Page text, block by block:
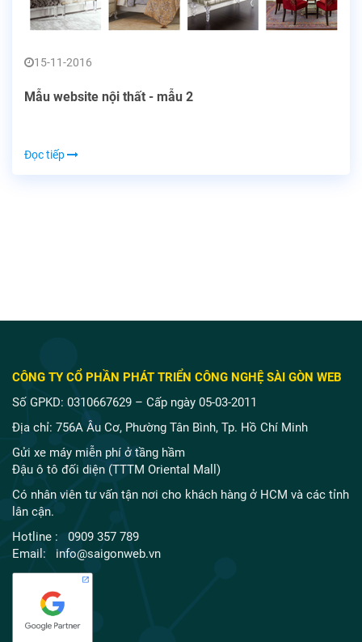
15-11-2016
Mẫu website nội thất - mẫu 2
Đọc tiếp
CÔNG TY CỔ PHẦN PHÁT TRIỂN CÔNG NGHỆ SÀI GÒN WEB
Số GPKD: 0310667629 – Cấp ngày 05-03-2011
Địa chỉ: 756A Âu Cơ, Phường Tân Bình, Tp. Hồ Chí Minh
Gửi xe máy miễn phí ở tầng hầm
Đậu ô tô đối diện (TTTM Oriental Mall)
Có nhân viên tư vấn tận nơi cho khách hàng ở HCM và các tỉnh
lân cận.
Hotline : 0909 357 789
Email: info@saigonweb.vn